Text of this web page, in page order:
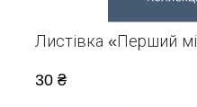
Листівка «Перший
30 ₴